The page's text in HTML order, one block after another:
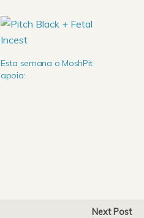
Esta semana o MoshPit
apoia:
Next Post